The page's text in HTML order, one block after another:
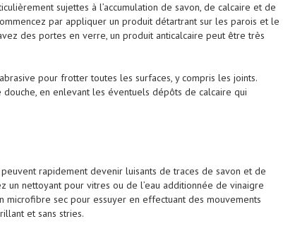
sujettes à l’accumulation de savon, de calcaire et de
par appliquer un produit détartrant sur les parois et le
des portes en verre, un produit anticalcaire peut être très
pour frotter toutes les surfaces, y compris les joints.
en enlevant les éventuels dépôts de calcaire qui
peuvent rapidement devenir luisants de traces de savon et de
un nettoyant pour vitres ou de l’eau additionnée de vinaigre
microfibre sec pour essuyer en effectuant des mouvements
et sans stries.